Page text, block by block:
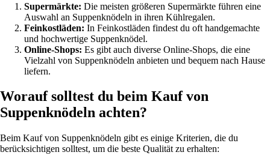
Supermärkte: Die meisten größeren Supermärkte führen eine
Auswahl an Suppenknödeln in ihren Kühlregalen.
Feinkostläden: In Feinkostläden findest du oft handgemachte
und hochwertige Suppenknödel.
Online-Shops: Es gibt auch diverse Online-Shops, die eine
Vielzahl von Suppenknödeln anbieten und bequem nach Hause
liefern.
Worauf solltest du beim Kauf von
Suppenknödeln achten?
Beim Kauf von Suppenknödeln gibt es einige Kriterien, die du
berücksichtigen solltest, um die beste Qualität zu erhalten: